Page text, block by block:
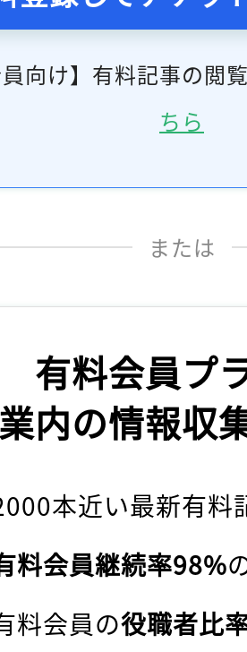
員向け】有料記事の閲
ちら
または
有料会員プ
内の情報収
本近い最新有料
料会員継続率98%
料会員の役職者比